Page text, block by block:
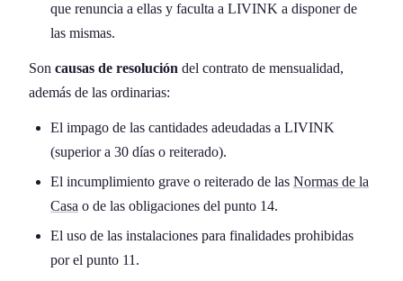
que renuncia a ellas y faculta a LIVINK a disponer de
las mismas.
Son causas de resolución del contrato de mensualidad,
además de las ordinarias:
El impago de las cantidades adeudadas a LIVINK
(superior a 30 días o reiterado).
El incumplimiento grave o reiterado de las Normas de la
Casa o de las obligaciones del punto 14.
El uso de las instalaciones para finalidades prohibidas
por el punto 11.